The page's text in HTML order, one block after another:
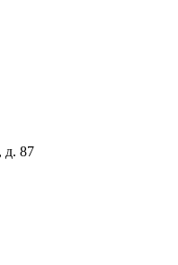
д. 87